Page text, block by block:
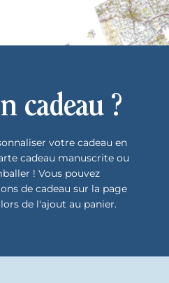
cadeau ?
votre cadeau en
cadeau manuscrite ou
! Vous pouvez
de cadeau sur la page
de l'ajout au panier.